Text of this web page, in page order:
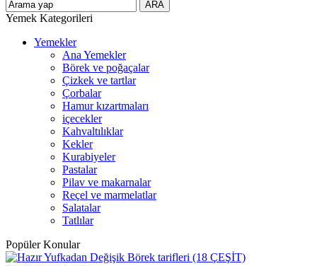
Yemek Kategorileri
Yemekler
Ana Yemekler
Börek ve poğaçalar
Çizkek ve tartlar
Çorbalar
Hamur kızartmaları
içecekler
Kahvaltılıklar
Kekler
Kurabiyeler
Pastalar
Pilav ve makarnalar
Reçel ve marmelatlar
Salatalar
Tatlılar
Popüler Konular